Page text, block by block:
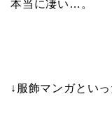
本当に凄い…。
↓服飾マンガとい